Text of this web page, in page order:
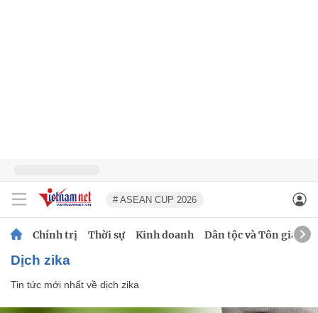
# ASEAN CUP 2026
Chính trị Thời sự Kinh doanh Dân tộc và Tôn giáo
dịch zika
Tin tức mới nhất về dịch zika